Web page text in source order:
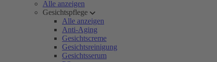
Alle anzeigen
Gesichtspflege
Alle anzeigen
Anti-Aging
Gesichtscreme
Gesichtsreinigung
Gesichtsserum